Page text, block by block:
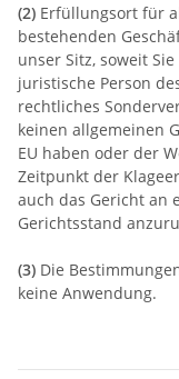
(2) Erfüllungsort für
bestehenden
unser Sitz, soweit
juristische Person
rechtliches
keinen allgemeinen
EU haben oder der
Zeitpunkt der
auch das Gericht an
Gerichtsstand
(3) Die
keine Anwendung.